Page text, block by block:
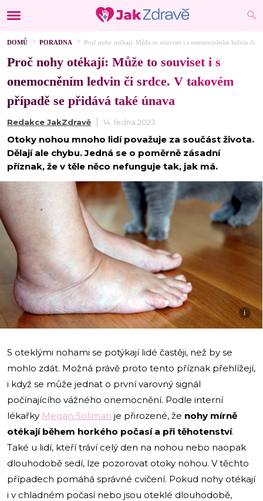
DOMŮ PORADNA Proč nohy otékají: Může to souviset i s onemocněním ledvin či
Proč nohy otékají: Může to souviset i s
onemocněním ledvin či srdce. V takovém
případě se přidává také únava
Redakce JakZdravě 14. ledna 2023
Otoky nohou mnoho lidí považuje za součást života.
Dělají ale chybu. Jedná se o poměrně zásadní
příznak, že v těle něco nefunguje tak, jak má.
i
S oteklými nohami se potýkají lidé častěji, než by se
mohlo zdát. Možná právě proto tento příznak přehlížejí,
i když se může jednat o první varovný signál
počínajícího vážného onemocnění. Podle interní
lékařky Megan Soliman je přirozené, že nohy mírně
otékají během horkého počasí a při těhotenství.
Také u lidí, kteří tráví celý den na nohou nebo naopak
dlouhodobě sedí, lze pozorovat otoky nohou. V těchto
případech pomáhá správné cvičení. Pokud nohy otékají
i v chladném počasí nebo jsou oteklé dlouhodobě,